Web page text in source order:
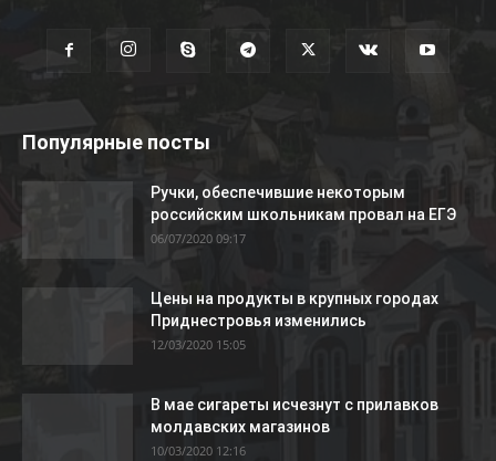
Популярные посты
Ручки, обеспечившие некоторым
российским школьникам провал на ЕГЭ
06/07/2020 09:17
Цены на продукты в крупных городах
Приднестровья изменились
12/03/2020 15:05
В мае сигареты исчезнут с прилавков
молдавских магазинов
10/03/2020 12:16